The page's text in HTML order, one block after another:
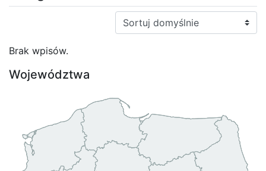
Sortuj:
Brak wpisów.
Województwa